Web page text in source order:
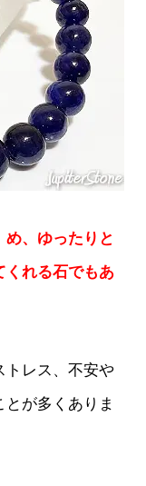
め、ゆったりと
くれる石でもあ
トレス、不安や
が多くありま